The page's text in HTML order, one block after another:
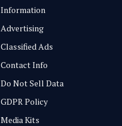
Information
Advertising
Classified Ads
Contact Info
Do Not Sell Data
GDPR Policy
Media Kits